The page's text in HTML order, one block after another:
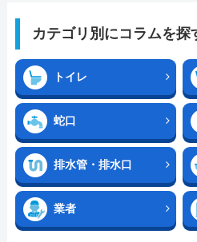
カテゴリ別にコラムを探
トイレ
蛇口
排水管・排水口
業者